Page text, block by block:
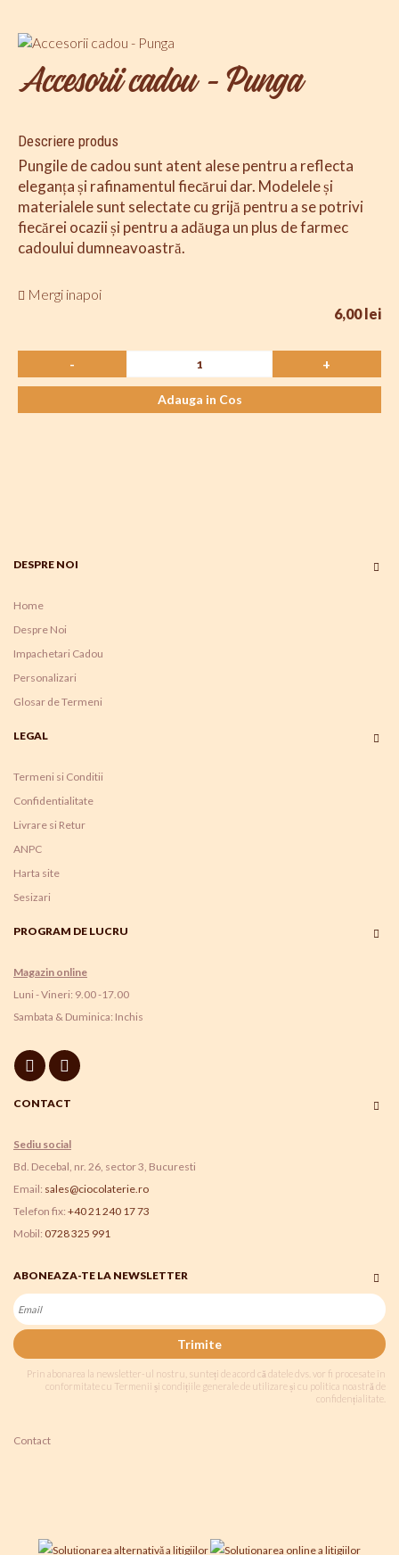
Accesorii cadou - Punga
Descriere produs
Pungile de cadou sunt atent alese pentru a reflecta
eleganța și rafinamentul fiecărui dar. Modelele și
materialele sunt selectate cu grijă pentru a se potrivi
fiecărei ocazii și pentru a adăuga un plus de farmec
cadoului dumneavoastră.
Mergi inapoi
6,00 lei
- +
Adauga in Cos
DESPRE NOI
Home
Despre Noi
Impachetari Cadou
Personalizari
Glosar de Termeni
LEGAL
Termeni si Conditii
Confidentialitate
Livrare si Retur
ANPC
Harta site
Sesizari
PROGRAM DE LUCRU
Magazin online
Luni - Vineri: 9.00 -17.00
Sambata & Duminica: Inchis
CONTACT
Sediu social
Bd. Decebal, nr. 26, sector 3, Bucuresti
Email: sales@ciocolaterie.ro
Telefon fix: +40 21 240 17 73
Mobil: 0728 325 991
ABONEAZA-TE LA NEWSLETTER
Trimite
Prin abonarea la newsletter-ul nostru, sunteți de acord că datele dvs. vor fi procesate în
conformitate cu Termenii și condițiile generale de utilizare și cu politica noastră de
confidențialitate.
Contact